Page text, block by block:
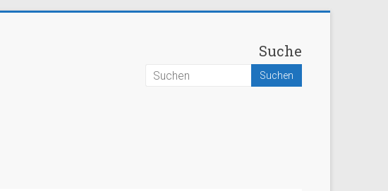
Suche